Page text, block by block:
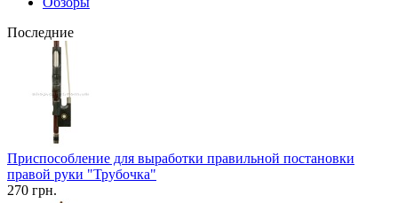
Последние
Приспособление для выработки правильной постановки
правой руки "Трубочка"
270 грн.